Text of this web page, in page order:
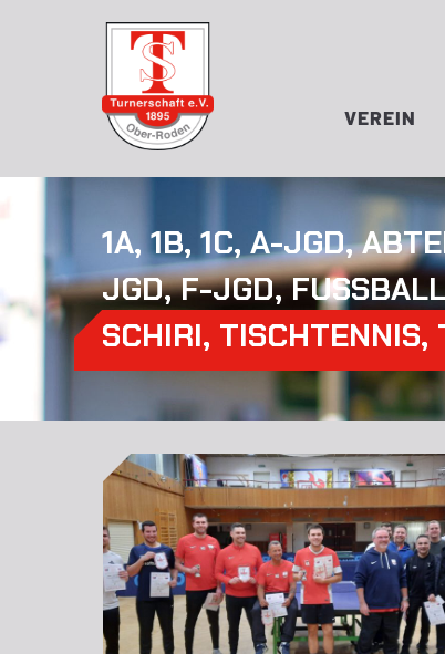
VEREIN
1A,1B,1C,A-JGD,
JGD,F-JGD,FUSSBALL
SCHIRI, TISCHTENNIS,